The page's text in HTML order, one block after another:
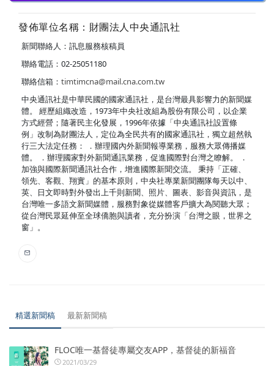
發佈單位名稱：財團法人中央通訊社
新聞聯絡人：訊息服務核稿員
聯絡電話：02-25051180
聯絡信箱： timtimcna@mail.cna.com.tw
中央通訊社是中華民國的國家通訊社，是台灣最具影響力的新聞媒
體。 經歷組織改造，1973年中央社改組為股份有限公司，以企業
方式經營；隨著民主化發展，1996年依據「中央通訊社設置條
例」改制為財團法人，定位為全民共有的國家通訊社，獨立超然執
行三大法定任務： ．辦理國內外新聞報導業務，服務大眾傳播媒
體。 ．辦理國家對外新聞通訊業務，促進國際對台灣之瞭解。 ．
加強與國際新聞通訊社合作，增進國際新聞交流。 秉持「正確、
領先、客觀、翔實」的基本原則，中央社專業新聞團隊每天以中、
英、日文即時對外發出上千則新聞、照片、圖表、影音與資訊，是
台灣唯一多語文新聞媒體，服務對象從媒體客戶擴大為閱聽大眾；
從台灣民眾延伸至全球僑胞與讀者，充分扮演「台灣之眼，世界之
窗」。
精選新聞稿 最新新聞稿
FLOC唯一基督徒專屬交友APP，基督徒的新福音
2021/03/29